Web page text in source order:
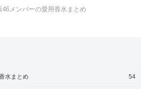
46メンバーの愛用香水まとめ
水まとめ 54